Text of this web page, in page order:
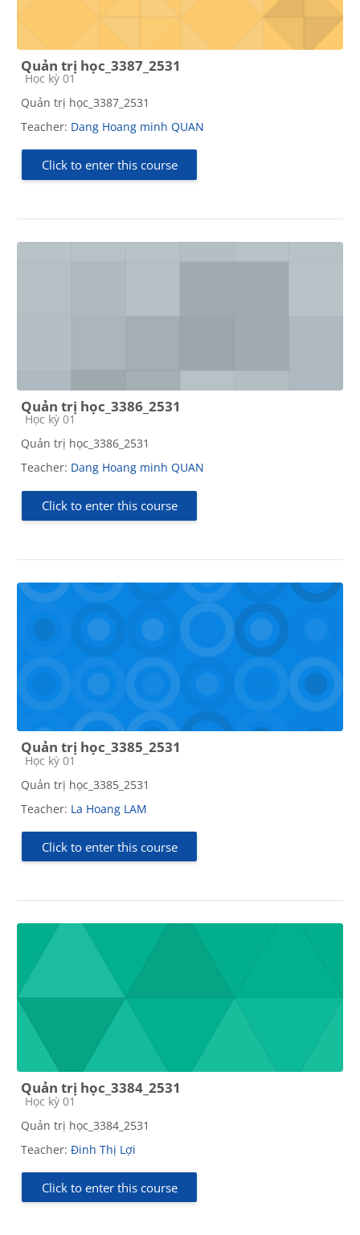
Quản trị học_3387_2531
Course category
Học kỳ 01
Quản trị học_3387_2531
Teacher: Dang Hoang minh QUAN
Click to enter this course
Quản trị học_3386_2531
Course category
Học kỳ 01
Quản trị học_3386_2531
Teacher: Dang Hoang minh QUAN
Click to enter this course
Quản trị học_3385_2531
Course category
Học kỳ 01
Quản trị học_3385_2531
Teacher: La Hoang LAM
Click to enter this course
Quản trị học_3384_2531
Course category
Học kỳ 01
Quản trị học_3384_2531
Teacher: Đinh Thị Lợi
Click to enter this course